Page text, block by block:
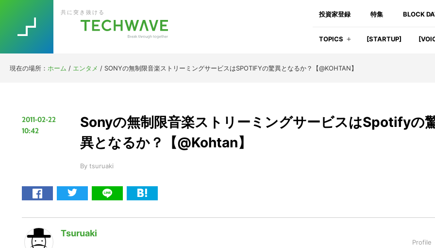
to
primary
to
main
to
primary
to
footer
投資家登録 特集 BLOCK
共に突き抜ける
TOPICS [STARTUP]
現在の場所： ホーム / エンタメ / SONYの無制限音楽ストリーミングサービスはSPOTIFYの驚異となるか？【@KOHTAN】
2011-02-22
10:42
Sonyの無制限音楽ストリーミングサービスはSpotifyの
異となるか？【@Kohtan】
By tsuruaki
Tsuruaki